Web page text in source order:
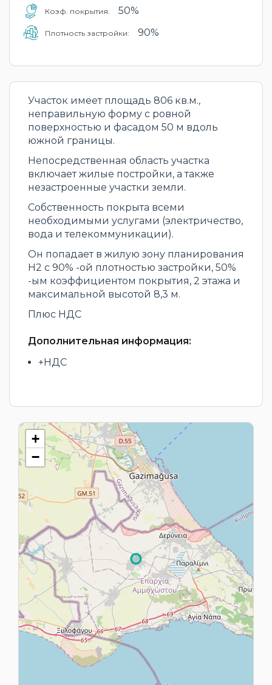
Коэф. покрытия: 50%
Плотность застройки: 90%
Участок имеет площадь 806 кв.м.,
неправильную форму с ровной
поверхностью и фасадом 50 м вдоль
южной границы.
Непосредственная область участка
включает жилые постройки, а также
незастроенные участки земли.
Собственность покрыта всеми
необходимыми услугами (электричество,
вода и телекоммуникации).
Он попадает в жилую зону планирования
H2 с 90% -ой плотностью застройки, 50%
-ым коэффициентом покрытия, 2 этажа и
максимальной высотой 8,3 м.
Плюс НДС
Дополнительная информация:
+НДС
+
−